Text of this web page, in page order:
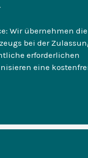
Wir übernehmen die
bei der
erforderlichen
eine